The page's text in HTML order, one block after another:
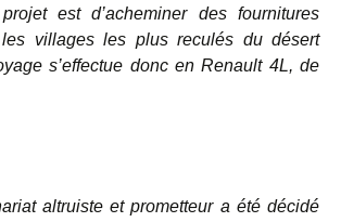
est d’acheminer des fournitures
villages les plus reculés du désert
s’effectue donc en Renault 4L, de
altruiste et prometteur a été décidé